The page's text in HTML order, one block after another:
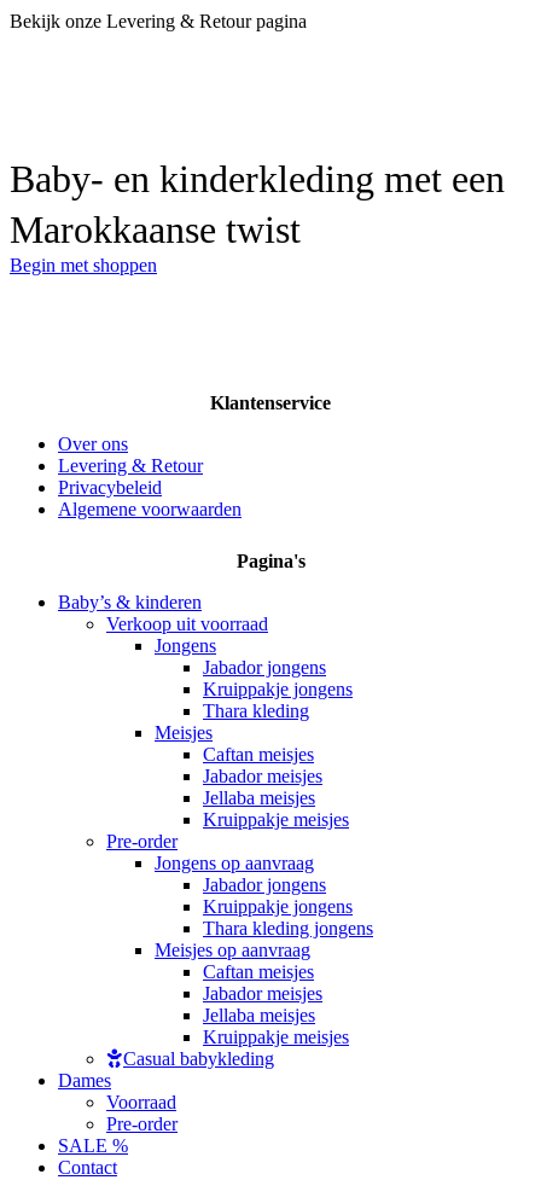
Bekijk onze Levering & Retour pagina
Baby- en kinderkleding met een
Marokkaanse twist
Begin met shoppen
Klantenservice
Over ons
Levering & Retour
Privacybeleid
Algemene voorwaarden
Pagina's
Baby’s & kinderen
Verkoop uit voorraad
Jongens
Jabador jongens
Kruippakje jongens
Thara kleding
Meisjes
Caftan meisjes
Jabador meisjes
Jellaba meisjes
Kruippakje meisjes
Pre-order
Jongens op aanvraag
Jabador jongens
Kruippakje jongens
Thara kleding jongens
Meisjes op aanvraag
Caftan meisjes
Jabador meisjes
Jellaba meisjes
Kruippakje meisjes
Casual babykleding
Dames
Voorraad
Pre-order
SALE %
Contact